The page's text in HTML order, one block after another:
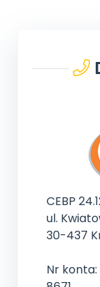
CEBP
ul.
30-437
Nr konta: